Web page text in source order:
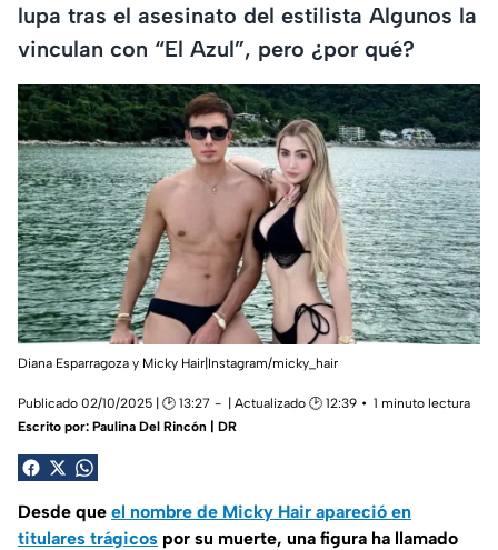
lupa tras el asesinato del estilista Algunos la
vinculan con “El Azul”, pero ¿por qué?
Diana Esparragoza y Micky Hair|Instagram/micky_hair
Publicado 02/10/2025 | 🕑 13:27 | Actualizado 🕑 12:39
1 minuto lectura
Escrito por: Paulina Del Rincón | DR
Desde que el nombre de Micky Hair apareció en
titulares trágicos por su muerte, una figura ha llamado